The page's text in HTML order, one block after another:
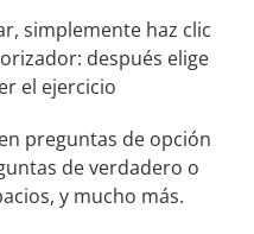
simplemente haz clic
después elige
el ejercicio
preguntas de opción
de verdadero o
y mucho más.